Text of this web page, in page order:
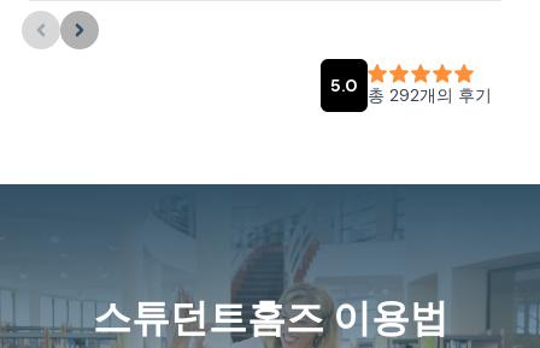
스튜던트홈즈 이용법